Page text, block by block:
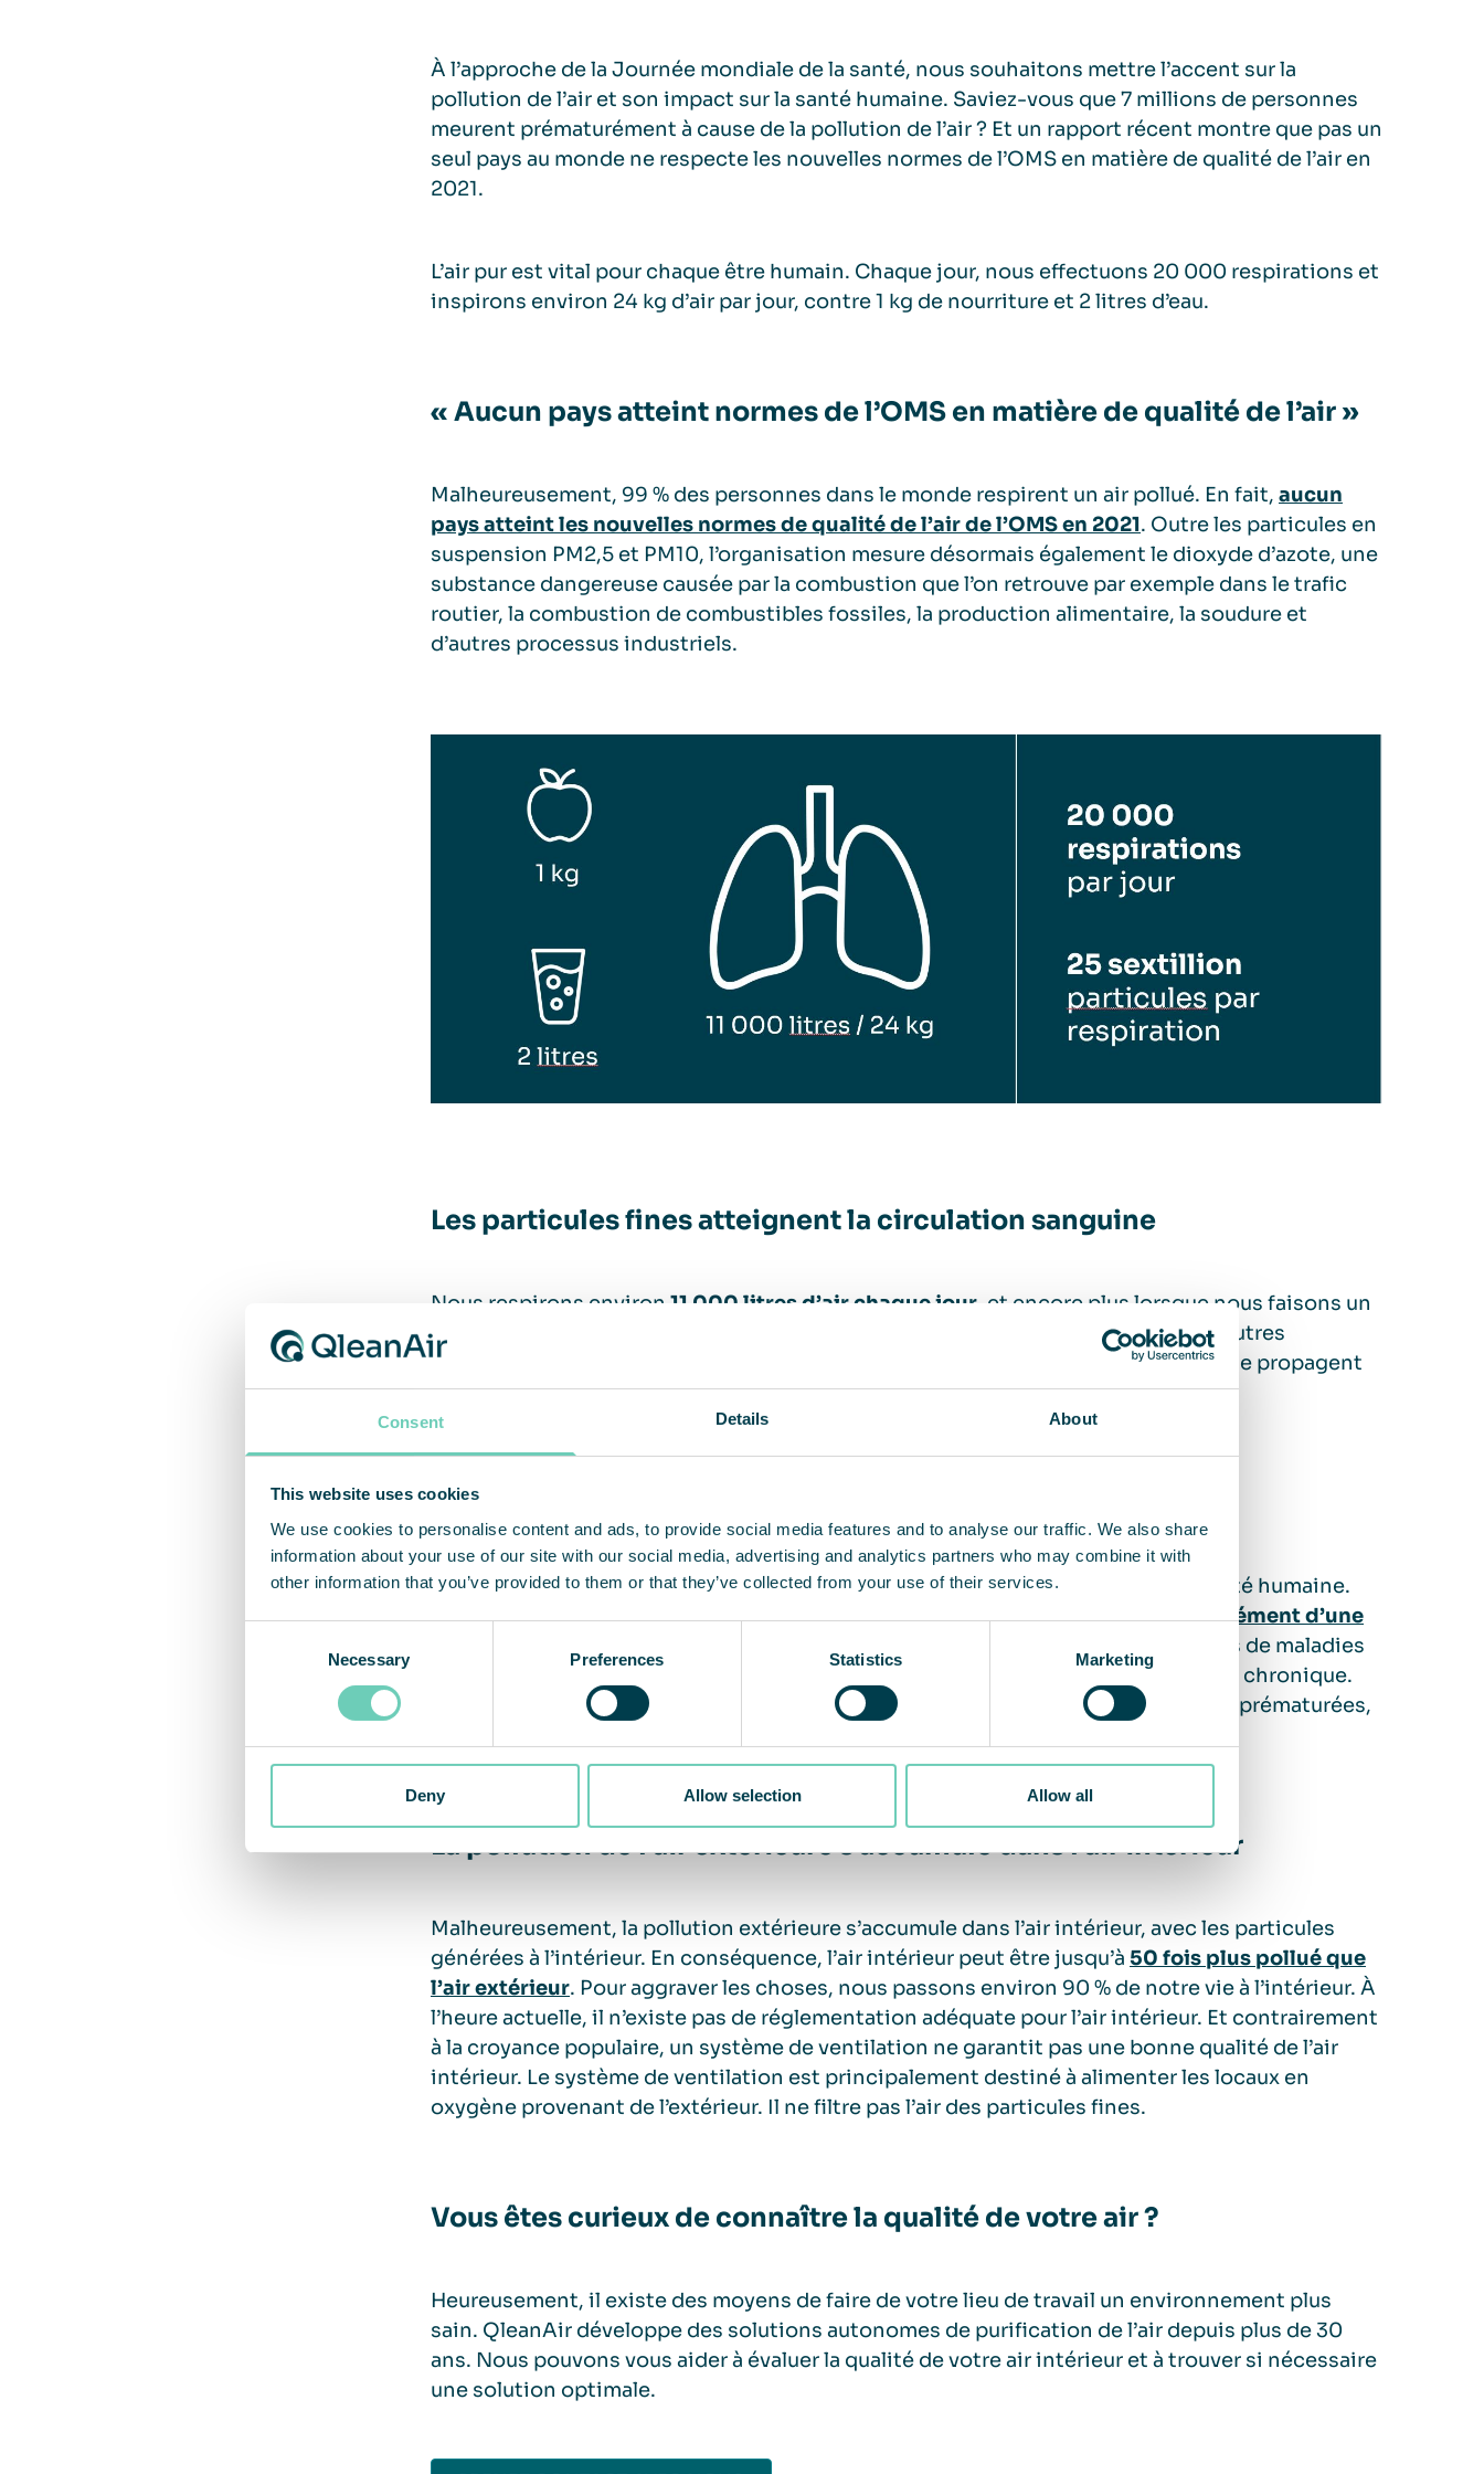
Consent Details About
This website uses cookies
We use cookies to personalise content and ads, to provide social media features and to analyse our traffic. We also share
information about your use of our site with our social media, advertising and analytics partners who may combine it with
other information that you’ve provided to them or that they’ve collected from your use of their services.
Necessary Preferences Statistics Marketing
Deny Allow selection Allow all
À l’approche de la Journée mondiale de la santé, nous souhaitons mettre l’accent sur la
pollution de l’air et son impact sur la santé humaine. Saviez-vous que 7 millions de personnes
meurent prématurément à cause de la pollution de l’air ? Et un rapport récent montre que pas un
seul pays au monde ne respecte les nouvelles normes de l’OMS en matière de qualité de l’air en
2021.
L’air pur est vital pour chaque être humain. Chaque jour, nous effectuons 20 000 respirations et
inspirons environ 24 kg d’air par jour, contre 1 kg de nourriture et 2 litres d’eau.
« Aucun pays atteint normes de l’OMS en matière de qualité de l’air »
Malheureusement, 99 % des personnes dans le monde respirent un air pollué. En fait, aucun
pays atteint les nouvelles normes de qualité de l’air de l’OMS en 2021. Outre les particules en
suspension PM2,5 et PM10, l’organisation mesure désormais également le dioxyde d’azote, une
substance dangereuse causée par la combustion que l’on retrouve par exemple dans le trafic
routier, la combustion de combustibles fossiles, la production alimentaire, la soudure et
d’autres processus industriels.
Les particules fines atteignent la circulation sanguine
Nous respirons environ 11 000 litres d’air chaque jour , et encore plus lorsque nous faisons un
effort car notre rythme respiratoire augmente. Les particules de combustion et autres
particules plus petites que les PM2,5 et les gaz atteignent les poumons, où elles se propagent
dans le sang, affectant ainsi notre corps et notre santé.
7 millions de décès prématurés par an
La pollution de l’air constitue la principale menace environnementale pour la santé humaine.
Selon l’OMS, chaque année, environ7 millions de personnes meurent prématurément d’une
. Principalement de maladies cardiovasculaires, suivies de maladies
pulmonaires telles que le cancer du poumon et la maladie pulmonaire obstructive chronique.
Des liens ont également été signalés avec le diabète, la démence, les naissances prématurées,
La pollution de l’air extérieure s’accumule dans l’air intérieur
Malheureusement, la pollution extérieure s’accumule dans l’air intérieur, avec les particules
générées à l’intérieur. En conséquence, l’air intérieur peut être jusqu’à 50 fois plus pollué que
l’air extérieur. Pour aggraver les choses, nous passons environ 90 % de notre vie à l’intérieur. À
l’heure actuelle, il n’existe pas de réglementation adéquate pour l’air intérieur. Et contrairement
à la croyance populaire, un système de ventilation ne garantit pas une bonne qualité de l’air
intérieur. Le système de ventilation est principalement destiné à alimenter les locaux en
oxygène provenant de l’extérieur. Il ne filtre pas l’air des particules fines.
Vous êtes curieux de connaître la qualité de votre air ?
Heureusement, il existe des moyens de faire de votre lieu de travail un environnement plus
sain. QleanAir développe des solutions autonomes de purification de l’air depuis plus de 30
ans. Nous pouvons vous aider à évaluer la qualité de votre air intérieur et à trouver si nécessaire
une solution optimale.